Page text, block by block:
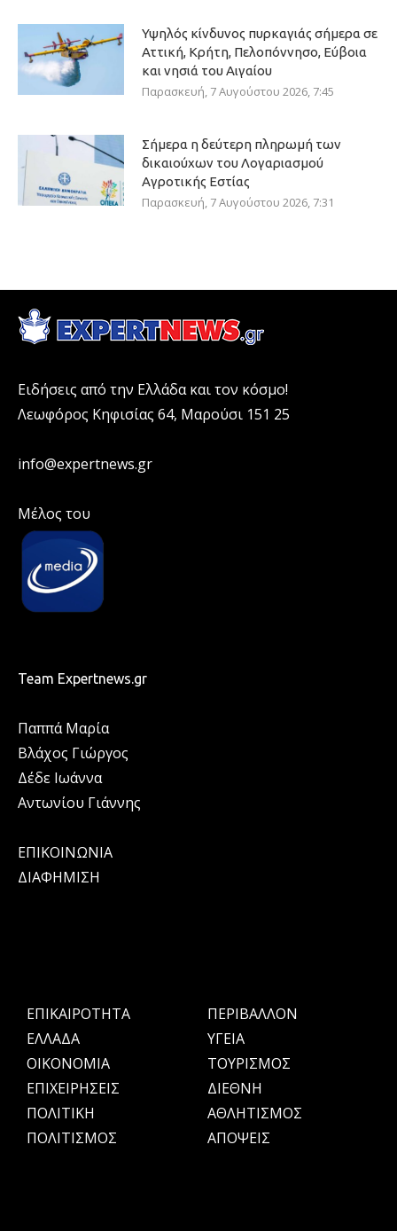
Υψηλός κίνδυνος πυρκαγιάς σήμερα σε
Αττική, Κρήτη, Πελοπόννησο, Εύβοια
και νησιά του Αιγαίου
Παρασκευή, 7 Αυγούστου 2026, 7:45
Σήμερα η δεύτερη πληρωμή των
δικαιούχων του Λογαριασμού
Αγροτικής Εστίας
Παρασκευή, 7 Αυγούστου 2026, 7:31
Ειδήσεις από την Ελλάδα και τον κόσμο!
Λεωφόρος Κηφισίας 64, Μαρούσι 151 25
info@expertnews.gr
Μέλος του
Team Expertnews.gr
Παππά Μαρία
Βλάχος Γιώργος
Δέδε Ιωάννα
Αντωνίου Γιάννης
ΕΠΙΚΟΙΝΩΝΙΑ
ΔΙΑΦΗΜΙΣΗ
ΕΠΙΚΑΙΡΟΤΗΤΑ
ΕΛΛΑΔΑ
OIKONOMIA
ΕΠΙΧΕΙΡΗΣΕΙΣ
ΠΟΛΙΤΙΚΗ
ΠΟΛΙΤΙΣΜΟΣ
ΠΕΡΙΒΑΛΛΟΝ
ΥΓΕΙΑ
ΤΟΥΡΙΣΜΟΣ
ΔΙΕΘΝΗ
ΑΘΛΗΤΙΣΜΟΣ
ΑΠΟΨΕΙΣ